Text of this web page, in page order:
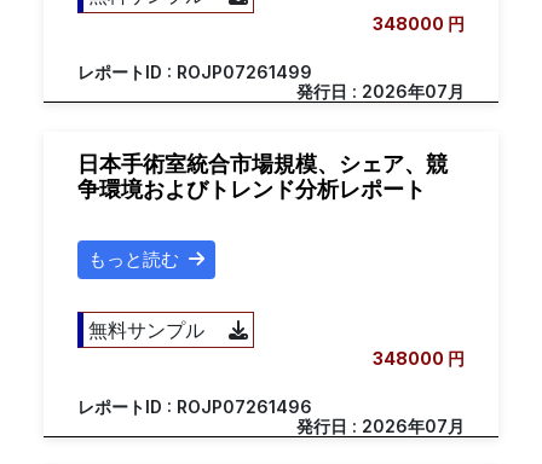
348000 円
レポートID : ROJP07261499
発行日 : 2026年07月
日本手術室統合市場規模、シェア、競
争環境およびトレンド分析レポート
もっと読む
無料サンプル
348000 円
レポートID : ROJP07261496
発行日 : 2026年07月